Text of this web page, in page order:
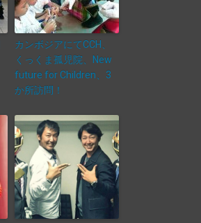
カンボジアにてCCH、
くっくま孤児院、New
future for Children、3
か所訪問！